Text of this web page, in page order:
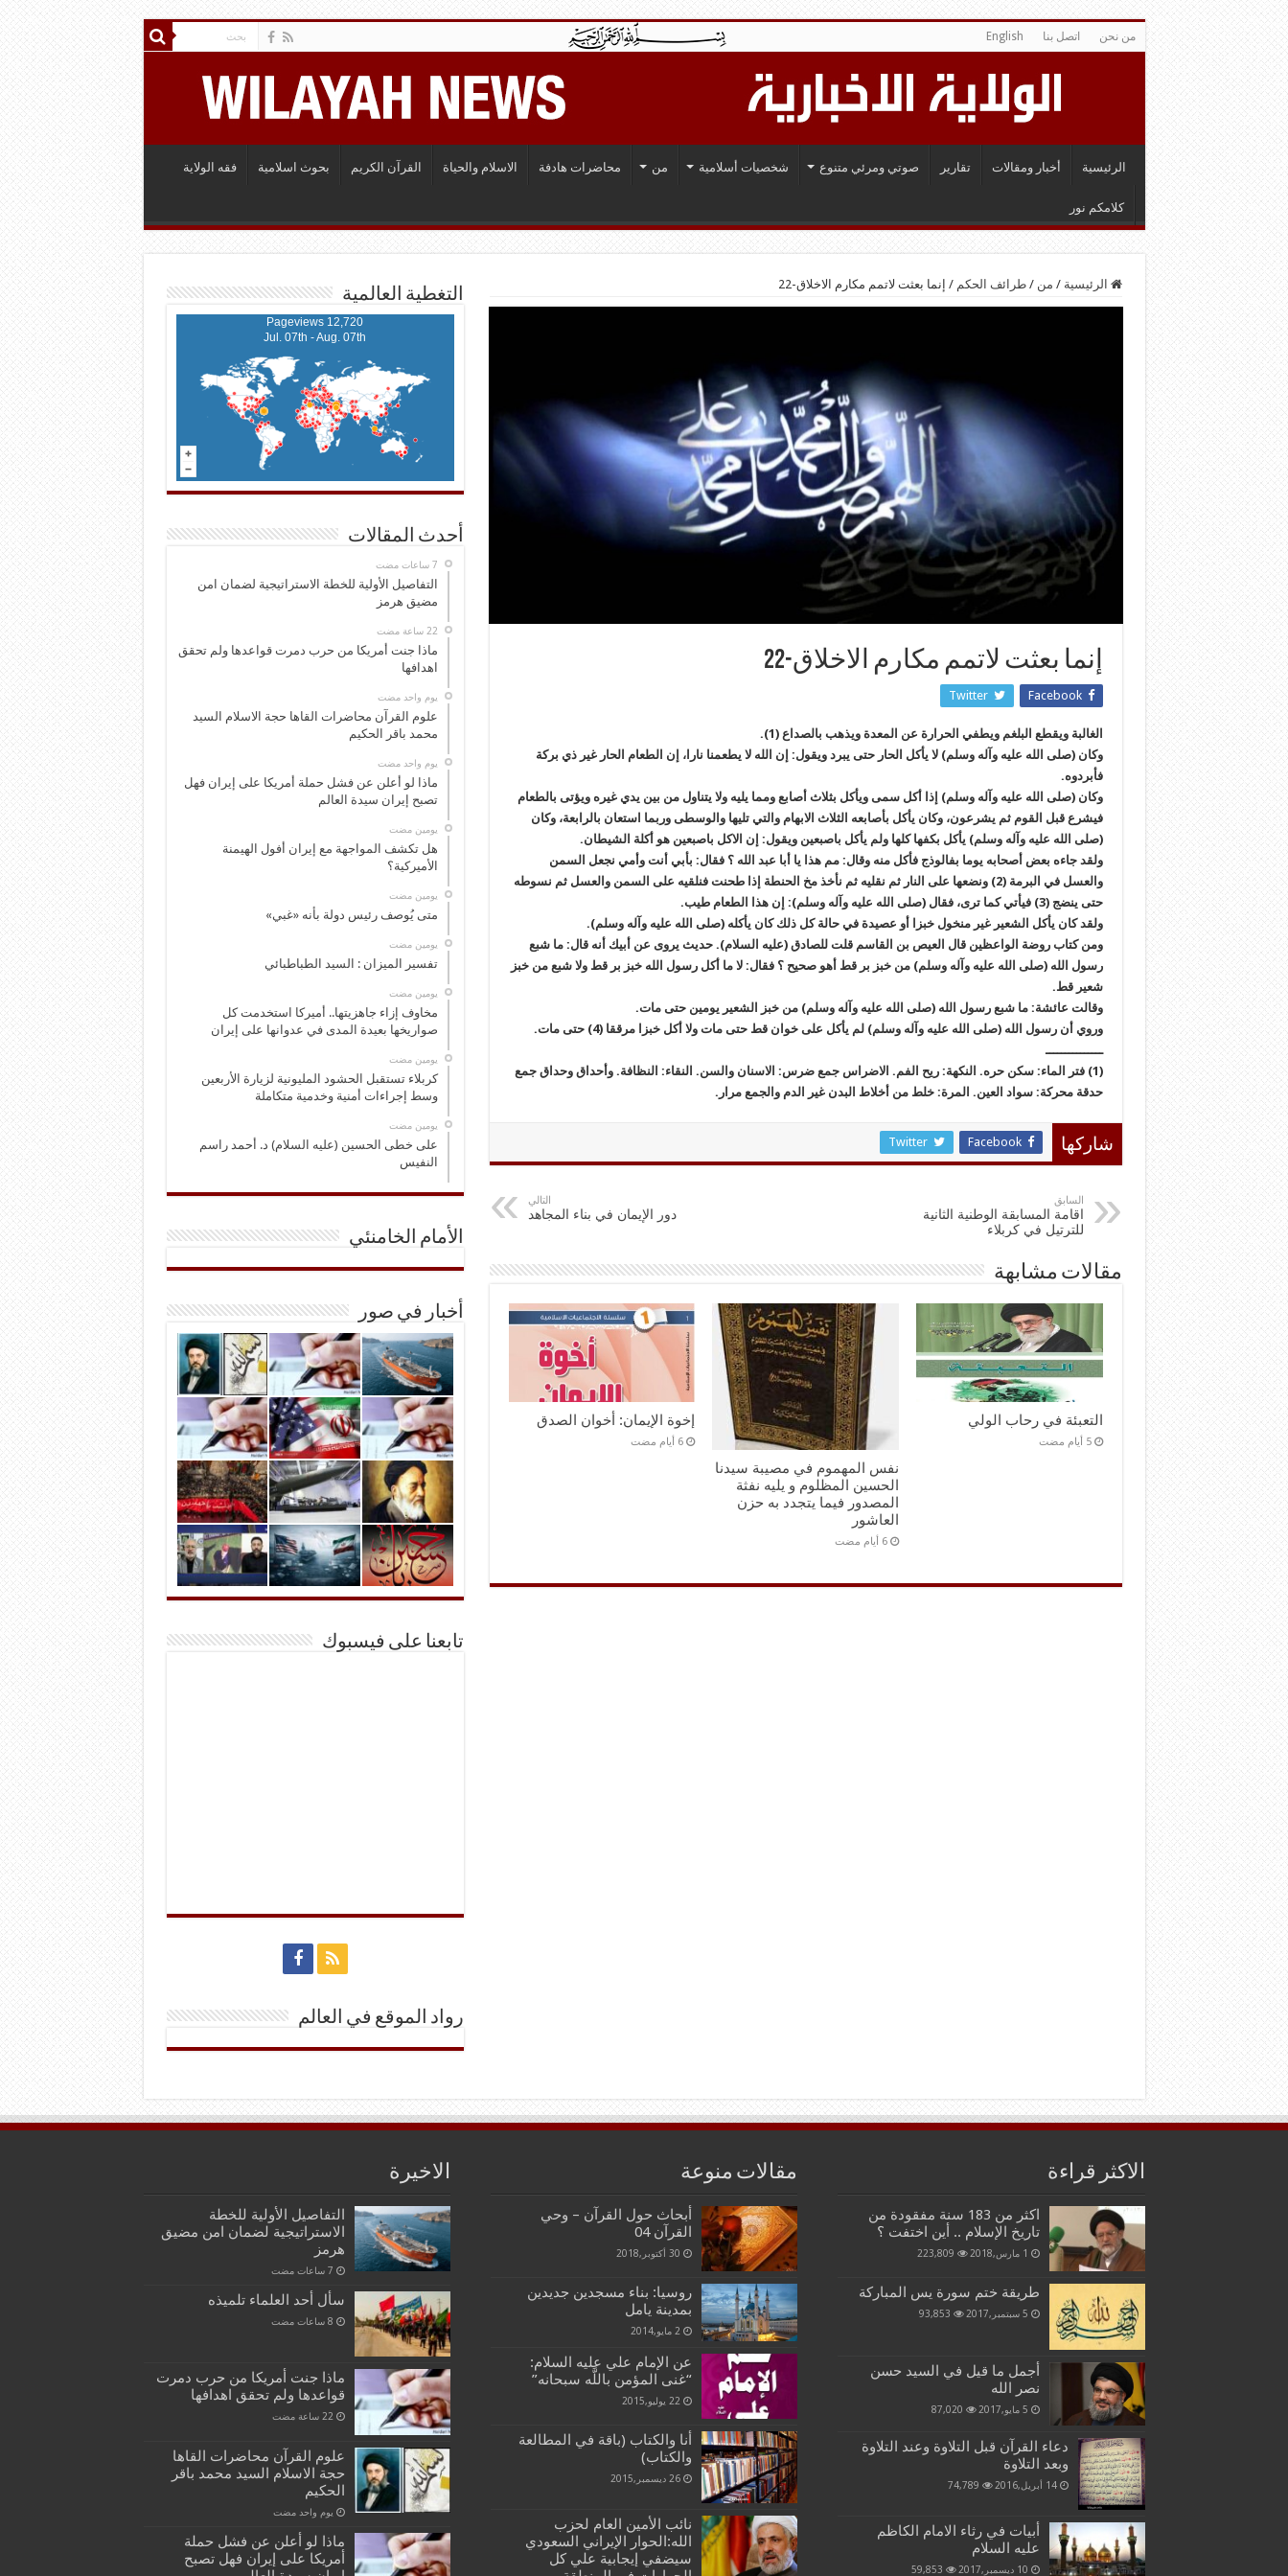
من نحن اتصل بنا English
الرئيسية أخبار ومقالات تقارير صوتي ومرئي متنوع شخصيات أسلامية من محاضرات هادفة الاسلام والحياة القرآن الكريم بحوث اسلامية فقه الولاية
كلامكم نور
الرئيسية / من / طرائف الحكم / إنما بعثت لاتمم مكارم الاخلاق-22
إنما بعثت لاتمم مكارم الاخلاق-22
Facebook
Twitter
الغالبة ويقطع البلغم ويطفي الحرارة عن المعدة ويذهب بالصداع (1).
وكان (صلى الله عليه وآله وسلم) لا يأكل الحار حتى يبرد ويقول: إن الله لا يطعمنا نارا، إن الطعام الحار غير ذي بركة
فأبردوه.
وكان (صلى الله عليه وآله وسلم) إذا أكل سمى ويأكل بثلاث أصابع ومما يليه ولا يتناول من بين يدي غيره ويؤتى بالطعام
فيشرع قبل القوم ثم يشرعون، وكان يأكل بأصابعه الثلاث الابهام والتي تليها والوسطى وربما استعان بالرابعة، وكان
(صلى الله عليه وآله وسلم) يأكل بكفها كلها ولم يأكل باصبعين ويقول: إن الاكل باصبعين هو أكلة الشيطان.
ولقد جاءه بعض أصحابه يوما بفالوذج فأكل منه وقال: مم هذا يا أبا عبد الله ؟ فقال: بأبي أنت وأمي نجعل السمن
والعسل في البرمة (2) ونضعها على النار ثم نقليه ثم نأخذ مخ الحنطة إذا طحنت فنلقيه على السمن والعسل ثم نسوطه
حتى ينضج (3) فيأتي كما ترى، فقال (صلى الله عليه وآله وسلم): إن هذا الطعام طيب.
ولقد كان يأكل الشعير غير منخول خبزا أو عصيدة في حالة كل ذلك كان يأكله (صلى الله عليه وآله وسلم).
ومن كتاب روضة الواعظين قال العيص بن القاسم قلت للصادق (عليه السلام). حديث يروى عن أبيك أنه قال: ما شبع
رسول الله (صلى الله عليه وآله وسلم) من خبز بر قط أهو صحيح ؟ فقال: لا ما أكل رسول الله خبز بر قط ولا شبع من خبز
شعير قط.
وقالت عائشة: ما شبع رسول الله (صلى الله عليه وآله وسلم) من خبز الشعير يومين حتى مات.
وروي أن رسول الله (صلى الله عليه وآله وسلم) لم يأكل على خوان قط حتى مات ولا أكل خبزا مرققا (4) حتى مات.
ـــــــــــــــ
(1) فتر الماء: سكن حره. النكهة: ريح الفم. الاضراس جمع ضرس: الاسنان والسن. النقاء: النظافة. وأحداق وحداق جمع
حدقة محركة: سواد العين. المرة: خلط من أخلاط البدن غير الدم والجمع مرار.
شاركها Facebook
Twitter
السابق
اقامة المسابقة الوطنية الثانية
للترتيل في کربلاء
التالي
دور الإيمان في بناء المجاهد
مقالات مشابهة
التعبئة في رحاب الولي
‏5 أيام مضت
نفس المهموم في مصيبة سيدنا
الحسين المظلوم و يليه نفثة
المصدور فيما يتجدد به حزن
العاشور
‏6 أيام مضت
إخوة الإيمان: أخوان الصدق
‏6 أيام مضت
التغطية العالمية
12,720 Pageviews
Jul. 07th - Aug. 07th
أحدث المقالات
التفاصيل الأولية للخطة الاستراتيجية لضمان امن
مضيق هرمز
ماذا جنت أمريكا من حرب دمرت قواعدها ولم تحقق
اهدافها
‏يوم واحد مضت
علوم القرآن محاضرات القاها حجة الاسلام السيد
محمد باقر الحكيم
‏يوم واحد مضت
ماذا لو أعلن عن فشل حملة أمريكا على إيران فهل
تصبح إيران سيدة العالم
‏يومين مضت
هل تكشف المواجهة مع إيران أفول الهيمنة
الأميركية؟
‏يومين مضت
متى يُوصف رئيس دولة بأنه «غبي»
‏يومين مضت
تفسير الميزان : السيد الطباطبائي
‏يومين مضت
مخاوف إزاء جاهزيتها.. أميركا استخدمت كل
صواريخها بعيدة المدى في عدوانها على إيران
‏يومين مضت
كربلاء تستقبل الحشود المليونية لزيارة الأربعين
وسط إجراءات أمنية وخدمية متكاملة
‏يومين مضت
على خطى الحسين (عليه السلام) د. أحمد راسم
النفيس
الأمام الخامنئي
أخبار في صور
تابعنا على فيسبوك
رواد الموقع في العالم
الاكثر قراءة
اكثر من 183 سنة مفقودة من
تاريخ الإسلام .. أين اختفت ؟
1 مارس,2018 223,809
طريقة ختم سورة يس المباركة
5 سبتمبر,2017 93,853
أجمل ما قيل في السيد حسن
نصر الله
5 مايو,2017 87,020
دعاء القرآن قبل التلاوة وعند التلاوة
وبعد التلاوة
14 أبريل,2016 74,789
أبيات في رثاء الامام الكاظم
عليه السلام
10 ديسمبر,2017 59,853
مقالات منوعة
أبحاث حول القرآن – وحي
القرآن 04
30 أكتوبر,2018
روسيا: بناء مسجدين جديدين
بمدينة يامل
2 مايو,2014
عن الإمام علي عليه السلام:
“غنى المؤمن باللَّه سبحانه”
22 يوليو,2015
أنا والكتاب (باقة في المطالعة
والكتاب)
26 ديسمبر,2015
نائب الأمين العام لحزب
الله:الحوار الإيراني السعودي
سيضفي إيجابية علي كل
الاخيرة
التفاصيل الأولية للخطة
الاستراتيجية لضمان امن مضيق
هرمز
سأل أحد العلماء تلميذه
ماذا جنت أمريكا من حرب دمرت
قواعدها ولم تحقق اهدافها
علوم القرآن محاضرات القاها
حجة الاسلام السيد محمد باقر
الحكيم
‏يوم واحد مضت
ماذا لو أعلن عن فشل حملة
أمريكا على إيران فهل تصبح